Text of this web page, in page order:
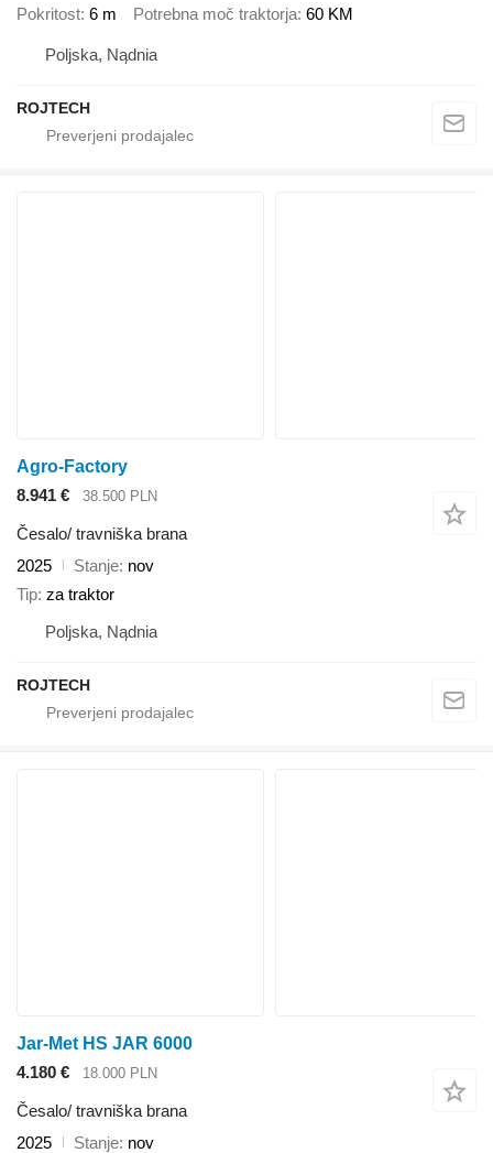
Pokritost 6 m Potrebna moč traktorja 60 KM
Poljska, Nądnia
ROJTECH
Agro-Factory
8.941 €
38.500 PLN
Česalo/ travniška brana
2025
Stanje nov
Tip za traktor
Poljska, Nądnia
ROJTECH
Jar-Met HS JAR 6000
4.180 €
18.000 PLN
Česalo/ travniška brana
2025
Stanje nov